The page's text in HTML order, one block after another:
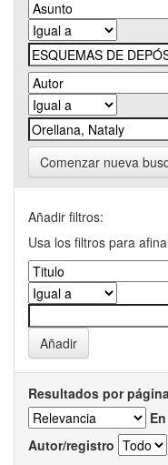
Comenzar nueva
Añadir filtros:
Usa los filtros para
Resultados por
Autor/registro